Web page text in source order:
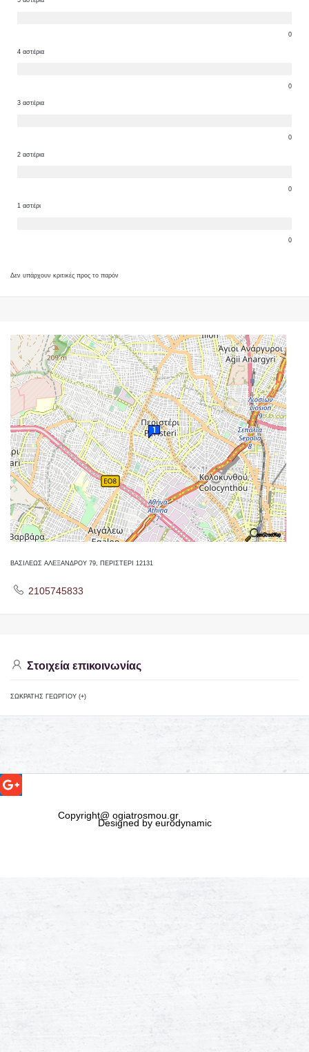
0
4 αστέρια
0
3 αστέρια
0
2 αστέρια
0
1 αστέρι
0
Δεν υπάρχουν κριτικές προς το παρόν
ΒΑΣΙΛΕΩΣ ΑΛΕΞΑΝΔΡΟΥ 79, ΠΕΡΙΣΤΕΡΙ 12131
2105745833
Στοιχεία επικοινωνίας
ΣΩΚΡΑΤΗΣ ΓΕΩΡΓΙΟΥ (+)
Copyright@ ogiatrosmou.gr
Designed by eurodynamic